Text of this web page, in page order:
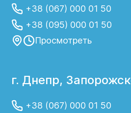
+38 (067) 000 01 50
+38 (095) 000 01 50
Просмотреть
г. Днепр,
+38 (067) 000 01 50